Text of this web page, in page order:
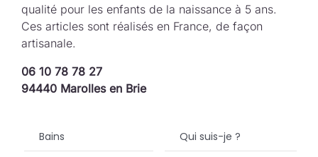
qualité pour les enfants de la naissance à 5 ans.
Ces articles sont réalisés en France, de façon
artisanale.
06 10 78 78 27
94440 Marolles en Brie
Bains Qui suis-je ?